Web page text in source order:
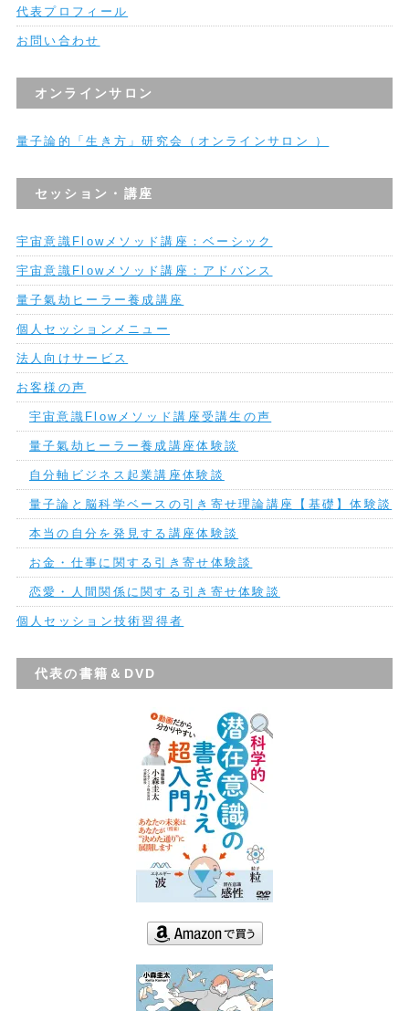
代表プロフィール
お問い合わせ
オンラインサロン
量子論的「生き方」研究会（オンラインサロン ）
セッション・講座
宇宙意識Flowメソッド講座：ベーシック
宇宙意識Flowメソッド講座：アドバンス
量子氣劫ヒーラー養成講座
個人セッションメニュー
法人向けサービス
お客様の声
宇宙意識Flowメソッド講座受講生の声
量子氣劫ヒーラー養成講座体験談
自分軸ビジネス起業講座体験談
量子論と脳科学ベースの引き寄せ理論講座【基礎】体験談
本当の自分を発見する講座体験談
お金・仕事に関する引き寄せ体験談
恋愛・人間関係に関する引き寄せ体験談
個人セッション技術習得者
代表の書籍＆DVD